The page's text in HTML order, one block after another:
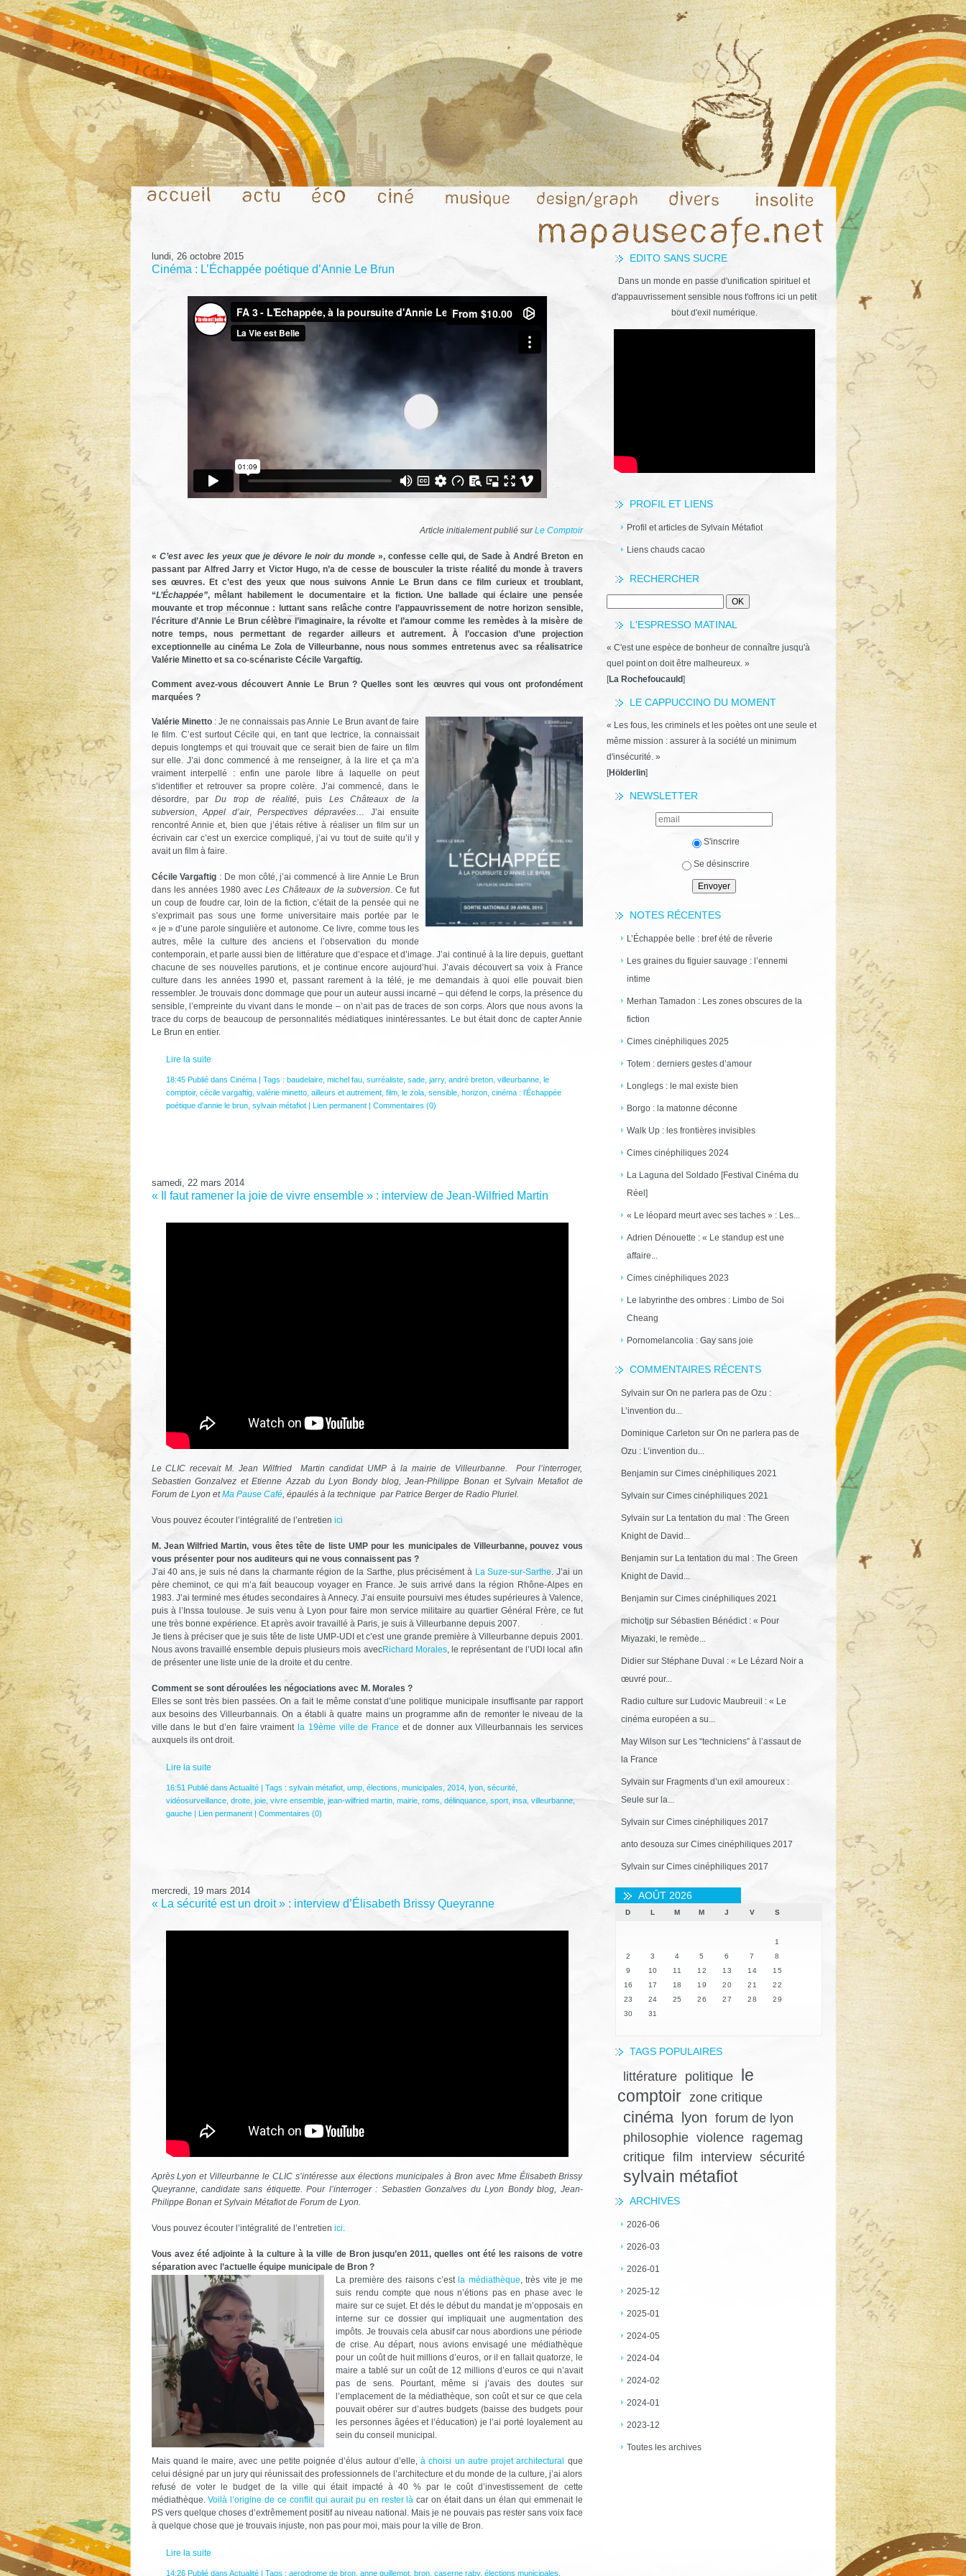
EDITO SANS SUCRE
Dans un monde en passe d'unification spirituel et
d'appauvrissement sensible nous t'offrons ici un petit
bout d'exil numérique.
PROFIL ET LIENS
Profil et articles de Sylvain Métafiot
Liens chauds cacao
RECHERCHER
L'ESPRESSO MATINAL
« C'est une espèce de bonheur de connaître jusqu'à
quel point on doit être malheureux. »
[La Rochefoucauld]
LE CAPPUCCINO DU MOMENT
« Les fous, les criminels et les poètes ont une seule et
même mission : assurer à la société un minimum
d'insécurité. »
[Hölderlin]
NEWSLETTER
S'inscrire
Se désinscrire
NOTES RÉCENTES
L’Échappée belle : bref été de rêverie
Les graines du figuier sauvage : l’ennemi
intime
Merhan Tamadon : Les zones obscures de la
fiction
Cimes cinéphiliques 2025
Totem : derniers gestes d’amour
Longlegs : le mal existe bien
Borgo : la matonne déconne
Walk Up : les frontières invisibles
Cimes cinéphiliques 2024
La Laguna del Soldado [Festival Cinéma du
Réel]
« Le léopard meurt avec ses taches » : Les...
Adrien Dénouette : « Le standup est une
affaire...
Cimes cinéphiliques 2023
Le labyrinthe des ombres : Limbo de Soi
Cheang
Pornomelancolia : Gay sans joie
COMMENTAIRES RÉCENTS
Sylvain sur On ne parlera pas de Ozu :
L’invention du...
Dominique Carleton sur On ne parlera pas de
Ozu : L’invention du...
Benjamin sur Cimes cinéphiliques 2021
Sylvain sur Cimes cinéphiliques 2021
Sylvain sur La tentation du mal : The Green
Knight de David...
Benjamin sur La tentation du mal : The Green
Knight de David...
Benjamin sur Cimes cinéphiliques 2021
michotjpsur Sébastien Bénédict : « Pour
Miyazaki, le remède...
Didiersur Stéphane Duval : « Le Lézard Noir a
œuvré pour...
Radio culture sur Ludovic Maubreuil : « Le
cinéma européen a su...
May Wilson sur Les “techniciens” à l’assaut de
la France
Sylvain sur Fragments d’un exil amoureux :
Seule sur la...
Sylvain sur Cimes cinéphiliques 2017
anto desouzasur Cimes cinéphiliques 2017
Sylvain sur Cimes cinéphiliques 2017
AOÛT 2026
D L M M J V S
1
2
3 4 5 6 7
8
9
10 11 12 13 14
15
16
17 18 19 20 21
22
23
24 25 26 27 28
29
30
31
TAGS POPULAIRES
littérature politique
le
comptoir zone critique
cinéma lyon forum de lyon
philosophie violence
ragemag
critique film interview sécurité
sylvain métafiot
ARCHIVES
2026-06
2026-03
2026-01
2025-12
2025-01
2024-05
2024-04
2024-02
2024-01
2023-12
Toutes les archives
lundi, 26 octobre 2015
Cinéma : L’Échappée poétique d’Annie Le Brun
Article initialement publié surLe Comptoir
« C’est avec les yeux que je dévore le noir du monde», confesse celle qui, de Sade à André Breton en
passant par Alfred Jarry et Victor Hugo, n’a de cesse de bousculer la triste réalité du monde à travers
ses œuvres. Et c’est des yeux que nous suivons Annie Le Brun dans ce film curieux et troublant,
“L’Échappée”, mêlant habilement le documentaire et la fiction. Une ballade qui éclaire une pensée
mouvante et trop méconnue : luttant sans relâche contre l’appauvrissement de notre horizon sensible,
l’écriture d’Annie Le Brun célèbre l’imaginaire, la révolte et l’amour comme les remèdes à la misère de
notre temps, nous permettant de regarder ailleurs et autrement. À l’occasion d’une projection
exceptionnelle au cinéma Le Zola de Villeurbanne, nous nous sommes entretenus avec sa réalisatrice
Valérie Minetto et sa co-scénariste Cécile Vargaftig.
Comment avez-vous découvert Annie Le Brun ? Quelles sont les œuvres qui vous ont profondément
marquées ?
Valérie Minetto: Je ne connaissais pas Annie Le Brun avant de faire
le film. C’est surtout Cécile qui, en tant que lectrice, la connaissait
depuis longtemps et qui trouvait que ce serait bien de faire un film
sur elle. J’ai donc commencé à me renseigner, à la lire et ça m’a
vraiment interpellé : enfin une parole libre à laquelle on peut
s’identifier et retrouver sa propre colère. J’ai commencé, dans le
désordre, parDu trop de réalité, puis Les Châteaux de la
subversion,Appel d’air,Perspectives dépravées… J’ai ensuite
rencontré Annie et, bien que j’étais rétive à réaliser un film sur un
écrivain car c’est un exercice compliqué, j’ai vu tout de suite qu’il y
avait un film à faire.
Cécile Vargaftig : De mon côté, j’ai commencé à lire Annie Le Brun
dans les années 1980 avecLes Châteaux de la subversion. Ce fut
un coup de foudre car, loin de la fiction, c’était de la pensée qui ne
s’exprimait pas sous une forme universitaire mais portée par le
« je » d’une parole singulière et autonome. Ce livre, comme tous les
autres, mêle la culture des anciens et l’observation du monde
contemporain, et parle aussi bien de littérature que d’espace et d’image. J’ai continué à la lire depuis, guettant
chacune de ses nouvelles parutions, et je continue encore aujourd’hui. J’avais découvert sa voix à France
culture dans les années 1990 et, passant rarement à la télé, je me demandais à quoi elle pouvait bien
ressembler. Je trouvais donc dommage que pour un auteur aussi incarné – qui défend le corps, la présence du
sensible, l’empreinte du vivant dans le monde – on n’ait pas de traces de son corps. Alors que nous avons la
trace du corps de beaucoup de personnalités médiatiques inintéressantes. Le but était donc de capter Annie
Le Brun en entier.
Lire la suite
18:45 Publié dans Cinéma| Tags : baudelaire, michel fau, surréaliste, sade, jarry, andré breton, villeurbanne, le
comptoir, cécile vargaftig, valérie minetto, ailleurs et autrement, film, le zola, sensible, horizon, cinéma : l’Échappée
poétique d’annie le brun, sylvain métafiot| Lien permanent| Commentaires (0)
samedi, 22 mars 2014
« Il faut ramener la joie de vivre ensemble » : interview de Jean-Wilfried Martin
Le CLIC recevait M. Jean Wilfried Martin candidat UMP à la mairie de Villeurbanne. Pour l’interroger,
Sebastien Gonzalvez et Etienne Azzab du Lyon Bondy blog, Jean-Philippe Bonan et Sylvain Metafiot de
Forum de Lyon etMa Pause Café, épaulés à la technique par Patrice Berger de Radio Pluriel.
Vous pouvez écouter l’intégralité de l’entretien ici
M. Jean Wilfried Martin, vous êtes tête de liste UMP pour les municipales de Villeurbanne, pouvez vous
vous présenter pour nos auditeurs qui ne vous connaissent pas ?
J’ai 40 ans, je suis né dans la charmante région de la Sarthe, plus précisément àLa Suze-sur-Sarthe. J’ai un
père cheminot, ce qui m’a fait beaucoup voyager en France. Je suis arrivé dans la région Rhône-Alpes en
1983. J’ai terminé mes études secondaires à Annecy. J’ai ensuite poursuivi mes études supérieures à Valence,
puis à l’Inssa toulouse. Je suis venu à Lyon pour faire mon service militaire au quartier Général Frère, ce fut
une très bonne expérience. Et après avoir travaillé à Paris, je suis à Villeurbanne depuis 2007.
Je tiens à préciser que je suis tête de liste UMP-UDI et c’est une grande première à Villeurbanne depuis 2001.
Nous avons travaillé ensemble depuis plusieurs mois avecRichard Morales, le représentant de l’UDI local afin
de présenter une liste unie de la droite et du centre.
Comment se sont déroulées les négociations avec M. Morales ?
Elles se sont très bien passées. On a fait le même constat d’une politique municipale insuffisante par rapport
aux besoins des Villeurbannais. On a établi à quatre mains un programme afin de remonter le niveau de la
ville dans le but d’en faire vraimentla 19ème ville de Franceet de donner aux Villeurbannais les services
auxquels ils ont droit.
Lire la suite
16:51 Publié dans Actualité| Tags : sylvain métafiot, ump, élections municipales 2014, lyon, sécurité,
vidéosurveillance, droite, joie, vivre ensemble, jean-wilfried martin, mairie, roms délinquance, sport, insa, villeurbanne,
gauche| Lien permanent| Commentaires (0)
mercredi, 19 mars 2014
« La sécurité est un droit » : interview d’Élisabeth Brissy Queyranne
Après Lyon et Villeurbanne le CLIC s’intéresse aux élections municipales à Bron avec Mme Élisabeth Brissy
Queyranne, candidate sans étiquette. Pour l’interroger : Sebastien Gonzalves du Lyon Bondy blog, Jean-
Philippe Bonan et Sylvain Métafiot de Forum de Lyon.
Vous pouvez écouter l’intégralité de l’entretien ici.
Vous avez été adjointe à la culture à la ville de Bron jusqu’en 2011, quelles ont été les raisons de votre
séparation avec l’actuelle équipe municipale de Bron ?
La première des raisons c’estla médiathèque, très vite je me
suis rendu compte que nous n’étions pas en phase avec le
maire sur ce sujet. Et dés le début du mandat je m’opposais en
interne sur ce dossier qui impliquait une augmentation des
impôts. Je trouvais cela abusif car nous abordions une période
de crise. Au départ, nous avions envisagé une médiathèque
pour un coût de huit millions d’euros, or il en fallait quatorze, le
maire a tablé sur un coût de 12 millions d’euros ce qui n’avait
pas de sens. Pourtant, même si j’avais des doutes sur
l’emplacement de la médiathèque, son coût et sur ce que cela
pouvait obérer sur d’autres budgets (baisse des budgets pour
les personnes âgées et l’éducation) je l’ai porté loyalement au
sein du conseil municipal.
Mais quand le maire, avec une petite poignée d’élus autour d’elle,à choisi un autre projet architectural que
celui désigné par un jury qui réunissait des professionnels de l’architecture et du monde de la culture, j’ai alors
refusé de voter le budget de la ville qui était impacté à 40 % par le coût d’investissement de cette
médiathèque.Voilà l’origine de ce conflit qui aurait pu en rester là car on était dans un élan qui emmenait le
PS vers quelque choses d’extrêmement positif au niveau national. Mais je ne pouvais pas rester sans voix face
à quelque chose que je trouvais injuste, non pas pour moi, mais pour la ville de Bron.
Lire la suite
14:26 Publié dans Actualité| Tags : aerodrome de bron, anne guillemot, bron, caserne raby, élections municipales